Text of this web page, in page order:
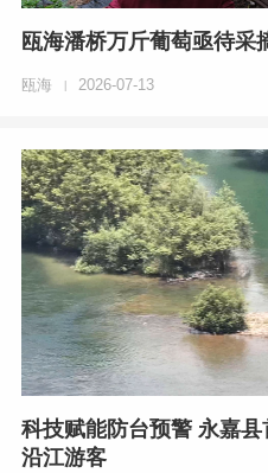
瓯海潘桥万斤葡萄亟待采
瓯海 | 2026-07-13
科技赋能防台预警 永嘉
沿江游客